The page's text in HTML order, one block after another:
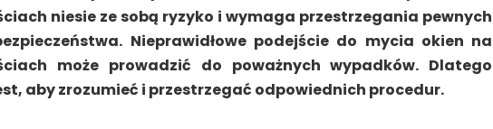
niesie ze sobą ryzyko i wymaga przestrzegania pewnych
Nieprawidłowe podejście do mycia okien na
może prowadzić do poważnych wypadków. Dlatego
aby zrozumieć i przestrzegać odpowiednich procedur.